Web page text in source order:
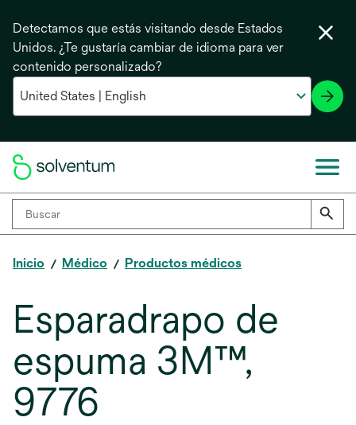
Detectamos que estás visitando desde Estados
Unidos. ¿Te gustaría cambiar de idioma para ver
contenido personalizado?
Inicio Médico Productos médicos
Esparadrapo de
espuma 3M™,
9776